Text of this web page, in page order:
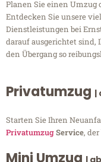
Planen Sie einen Umzug
Entdecken Sie unsere
Dienstleistungen bei
darauf ausgerichtet sind,
den Übergang so
Privatumzug |
Starten Sie Ihren
PrivatumzugService,
Mini Umzug